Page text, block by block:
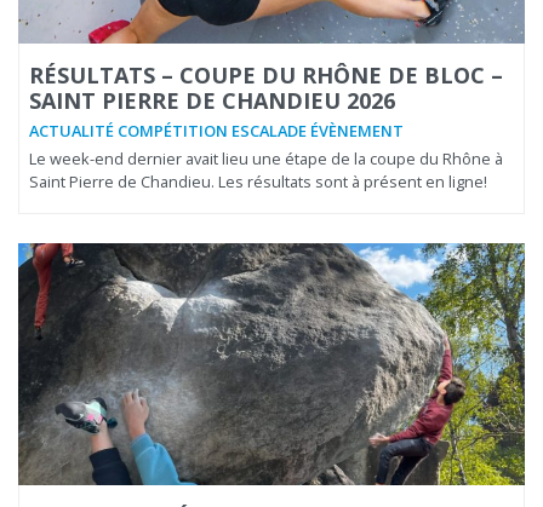
RÉSULTATS – COUPE DU RHÔNE DE BLOC –
SAINT PIERRE DE CHANDIEU 2026
ACTUALITÉ COMPÉTITION ESCALADE ÉVÈNEMENT
Le week-end dernier avait lieu une étape de la coupe du Rhône à
Saint Pierre de Chandieu. Les résultats sont à présent en ligne!